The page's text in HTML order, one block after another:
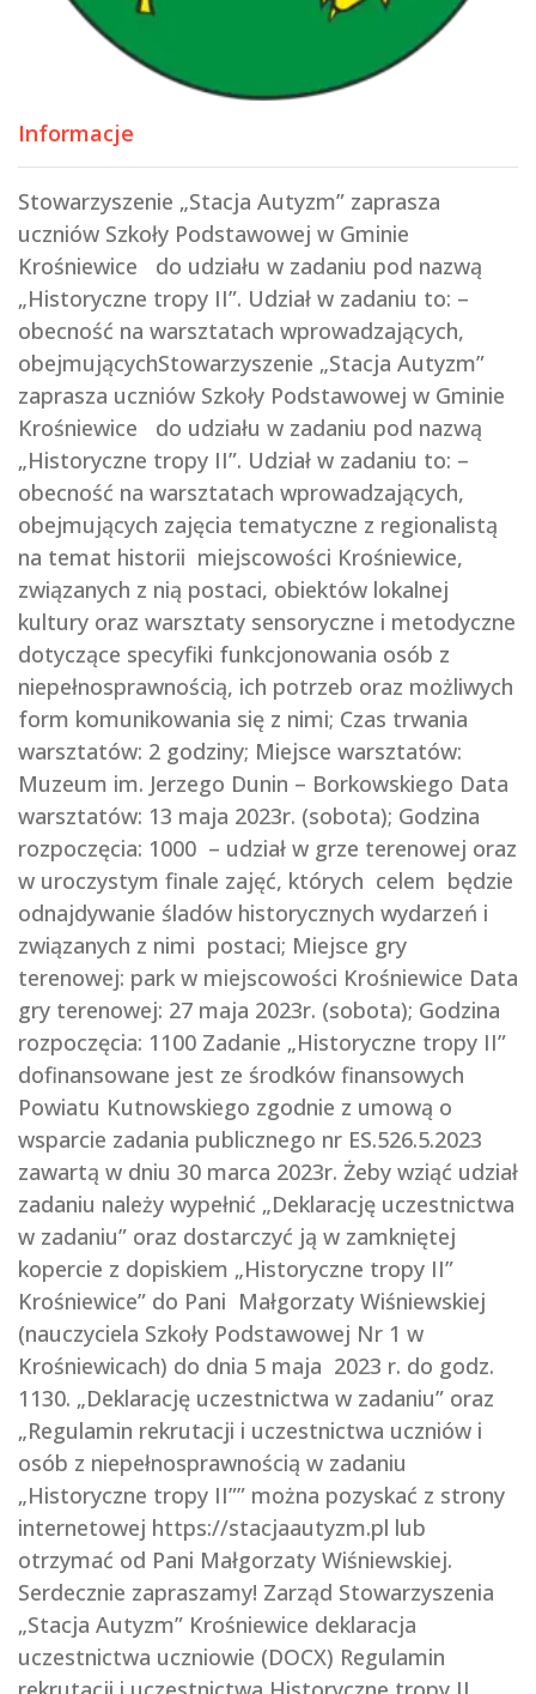
Informacje
Stowarzyszenie „Stacja Autyzm” zaprasza
uczniów Szkoły Podstawowej w Gminie
Krośniewice do udziału w zadaniu pod nazwą
„Historyczne tropy II”. Udział w zadaniu to: –
obecność na warsztatach wprowadzających,
obejmującychStowarzyszenie „Stacja Autyzm”
zaprasza uczniów Szkoły Podstawowej w Gminie
Krośniewice do udziału w zadaniu pod nazwą
„Historyczne tropy II”. Udział w zadaniu to: –
obecność na warsztatach wprowadzających,
obejmujących zajęcia tematyczne z regionalistą
na temat historii miejscowości Krośniewice,
związanych z nią postaci, obiektów lokalnej
kultury oraz warsztaty sensoryczne i metodyczne
dotyczące specyfiki funkcjonowania osób z
niepełnosprawnością, ich potrzeb oraz możliwych
form komunikowania się z nimi; Czas trwania
warsztatów: 2 godziny; Miejsce warsztatów:
Muzeum im. Jerzego Dunin – Borkowskiego Data
warsztatów: 13 maja 2023r. (sobota); Godzina
rozpoczęcia: 1000 – udział w grze terenowej oraz
w uroczystym finale zajęć, których celem będzie
odnajdywanie śladów historycznych wydarzeń i
związanych z nimi postaci; Miejsce gry
terenowej: park w miejscowości Krośniewice Data
gry terenowej: 27 maja 2023r. (sobota); Godzina
rozpoczęcia: 1100 Zadanie „Historyczne tropy II”
dofinansowane jest ze środków finansowych
Powiatu Kutnowskiego zgodnie z umową o
wsparcie zadania publicznego nr ES.526.5.2023
zawartą w dniu 30 marca 2023r. Żeby wziąć udział
zadaniu należy wypełnić „Deklarację uczestnictwa
w zadaniu” oraz dostarczyć ją w zamkniętej
kopercie z dopiskiem „Historyczne tropy II”
Krośniewice” do Pani Małgorzaty Wiśniewskiej
(nauczyciela Szkoły Podstawowej Nr 1 w
Krośniewicach) do dnia 5 maja 2023 r. do godz.
1130. „Deklarację uczestnictwa w zadaniu” oraz
„Regulamin rekrutacji i uczestnictwa uczniów i
osób z niepełnosprawnością w zadaniu
„Historyczne tropy II”” można pozyskać z strony
internetowej https://stacjaautyzm.pl lub
otrzymać od Pani Małgorzaty Wiśniewskiej.
Serdecznie zapraszamy! Zarząd Stowarzyszenia
„Stacja Autyzm” Krośniewice deklaracja
uczestnictwa uczniowie (DOCX) Regulamin